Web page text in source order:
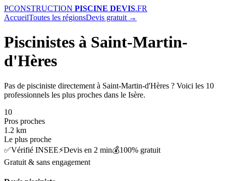
PCONSTRUCTION PISCINE DEVIS.FR
AccueilToutes les régionsDevis gratuit →
Piscinistes à Saint-Martin-
d'Hères
Pas de pisciniste directement à Saint-Martin-d'Hères ? Voici les 10
professionnels les plus proches dans le Isère.
10
Pros proches
1.2 km
Le plus proche
✅Vérifié INSEE⚡Devis en 2 min💰100% gratuit
Gratuit & sans engagement